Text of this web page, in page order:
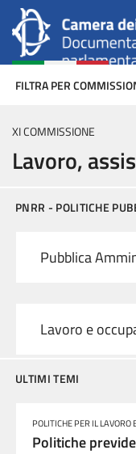
FILTRA PER
XI COMMISSIONE
Lavoro,
PNRR - POLITICHE
Pubblica
Lavoro e
ULTIMI TEMI
POLITICHE PER IL LAVORO
Politiche